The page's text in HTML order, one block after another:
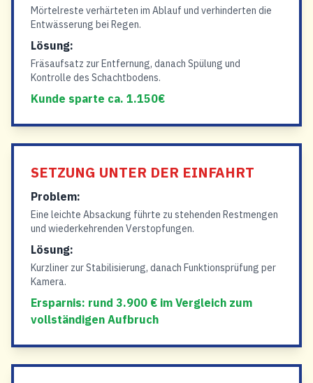
Mörtelreste verhärteten im Ablauf und verhinderten die
Entwässerung bei Regen.
Lösung:
Fräsaufsatz zur Entfernung, danach Spülung und
Kontrolle des Schachtbodens.
Kunde sparte ca. 1.150€
SETZUNG UNTER DER EINFAHRT
Problem:
Eine leichte Absackung führte zu stehenden Restmengen
und wiederkehrenden Verstopfungen.
Lösung:
Kurzliner zur Stabilisierung, danach Funktionsprüfung per
Kamera.
Ersparnis: rund 3.900 € im Vergleich zum
vollständigen Aufbruch